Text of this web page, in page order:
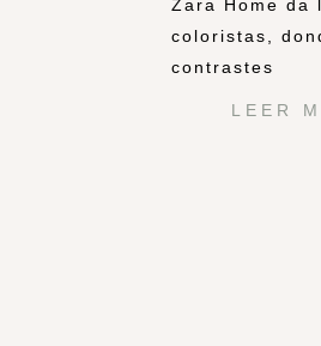
Zara Home da
coloristas,
contrastes
LEER